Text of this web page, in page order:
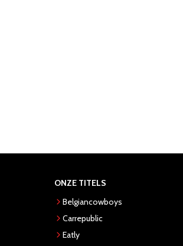
ONZE TITELS
Belgiancowboys
Carrepublic
Eatly